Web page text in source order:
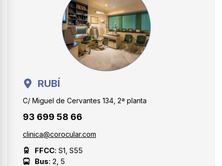
RUBÍ
C/ Miguel de Cervantes 134, 2ª planta
93 699 58 66
clinica@corocular.com
FFCC: S1, S55
Bus: 2, 5